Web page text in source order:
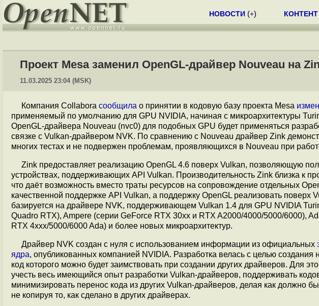
НОВОСТИ (+) КОНТЕНТ
Проект Mesa заменил OpenGL-драйвер Nouveau на
11.03.2025 23:04 (MSK)
Компания Сollabora сообщила о принятии в кодовую базу проекта Mesa
применяемый по умолчанию для GPU NVIDIA, начиная с микроархитектуры
OpenGL-драйвера Nouveau (nvc0) для подобных GPU будет применяться
связке с Vulkan-драйвером NVK. По сравнению с Nouveau драйвер Zink
многих тестах и не подвержен проблемам, проявляющихся в Nouveau при
Zink предоставляет реализацию OpenGL 4.6 поверх Vulkan, позволяющую
устройствах, поддерживающих API Vulkan. Производительность Zink близка к
что даёт возможность вместо траты ресурсов на сопровождение отдельных
качественной поддержке API Vulkan, а поддержку OpenGL реализовать поверх
базируется на драйвере NVK, поддерживающем Vulkan 1.4 для GPU NVIDIA
Quadro RTX), Ampere (серии GeForce RTX 30xx и RTX A2000/4000/5000/6000),
RTX 4xxx/5000/6000 Ada) и более новых микроархитектур.
Драйвер NVK создан c нуля с использованием информации из официальных
ядра, опубликованных компанией NVIDIA. Разработка велась с целью создания
код которого можно будет заимствовать при создании других драйверов. Для
учесть весь имеющийся опыт разработки Vulkan-драйверов, поддерживать
минимизировать перенос кода из других Vulkan-драйверов, делая как должно
не копируя то, как сделано в других драйверах.